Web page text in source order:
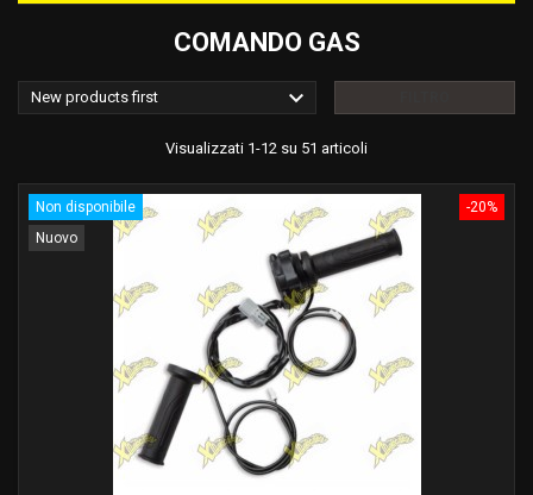
COMANDO GAS
New products first 
Visualizzati 1-12 su 51 articoli
-20%
Non disponibile
Nuovo